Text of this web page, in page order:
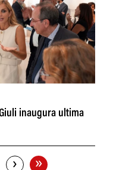
inaugura ultima
› »